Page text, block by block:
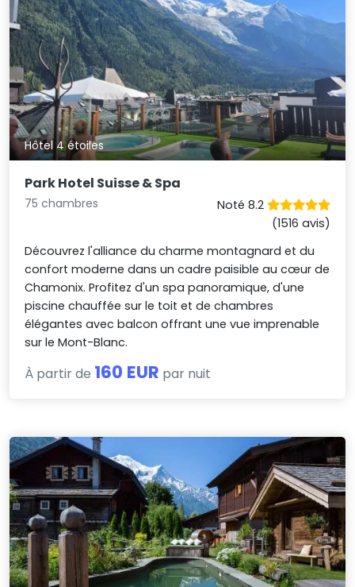
Hôtel 4 étoiles
Park Hotel Suisse & Spa
75 chambres
Noté 8.2
(1516 avis)
Découvrez l'alliance du charme montagnard et du
confort moderne dans un cadre paisible au cœur de
Chamonix. Profitez d'un spa panoramique, d'une
piscine chauffée sur le toit et de chambres
élégantes avec balcon offrant une vue imprenable
sur le Mont-Blanc.
À partir de 160 EUR par nuit